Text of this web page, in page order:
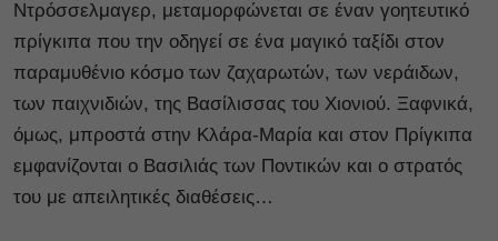
Ντρόσσελμαγερ, μεταμορφώνεται σε έναν γοητευτικό
πρίγκιπα που την οδηγεί σε ένα μαγικό ταξίδι στον
παραμυθένιο κόσμο των ζαχαρωτών, των νεράιδων,
των παιχνιδιών, της Βασίλισσας του Χιονιού. Ξαφνικά,
όμως, μπροστά στην Κλάρα-Μαρία και στον Πρίγκιπα
εμφανίζονται ο Βασιλιάς των Ποντικών και ο στρατός
του με απειλητικές διαθέσεις…